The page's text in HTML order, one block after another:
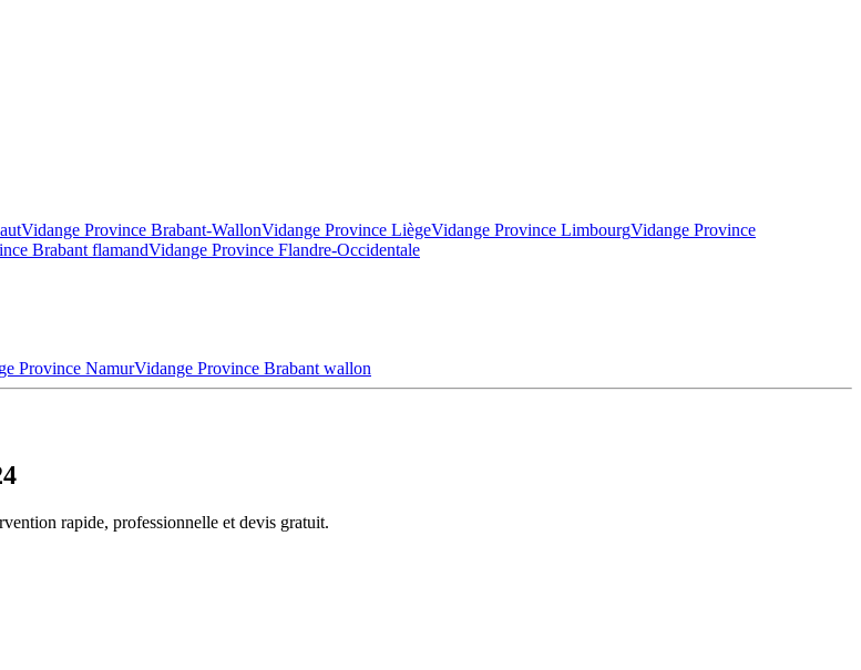
Vidange Province Brabant-WallonVidange Province LiègeVidange Province LimbourgVidange Province
Brabant flamandVidange Province Flandre-Occidentale
Province NamurVidange Province Brabant wallon
rapide, professionnelle et devis gratuit.